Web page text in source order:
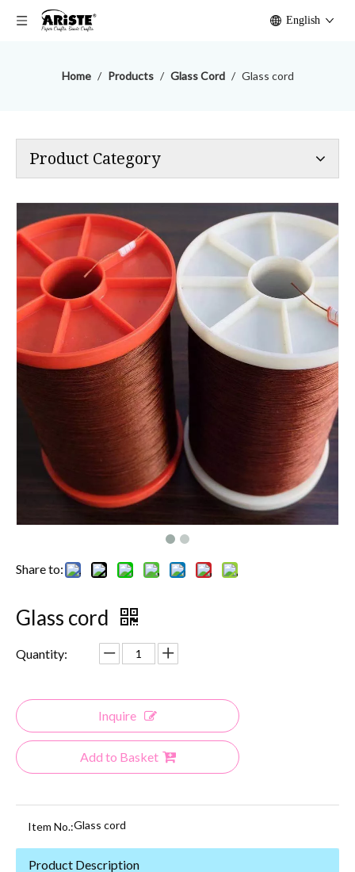
English
Home / Products / Glass Cord / Glass cord
Product Category
Share to:
Glass cord
Quantity:
Inquire
Add to Basket
Item No.:Glass cord
Product Description